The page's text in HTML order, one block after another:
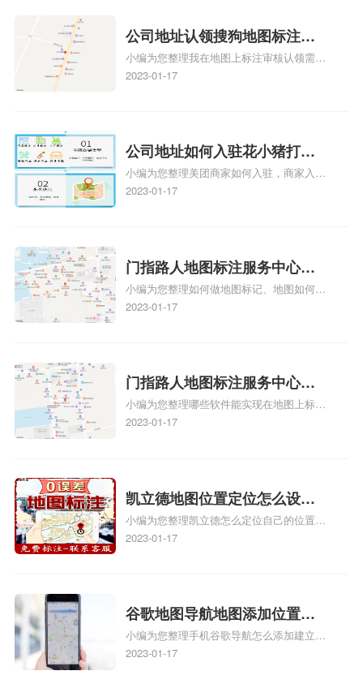
公司地址认领搜狗地图标注多
久审核？公司地址认领地图标
注多久审核？
小编为您整理我在地图上标注审核认领需要
多久、我在地图上标注审核认领需要多久
情可查看下方正文！
2023-01-17
公司地址如何入驻花小猪打车
地图标记？指路人地图标注服
务中心铺如何入驻花小猪打车
小编为您整理美团商家如何入驻，商家入驻
教程、商家如何入驻地图、如何入驻地:、
2023-01-17
门指路人地图标注服务中心如
何做花小猪打车地图位置标
记？门指路人地图标注服务中
小编为您整理如何做地图标记、地图如何做
标记、so搜街景中如何做标记、360e启花贷
关地图标注知识，详情可查看下方正文！
2023-01-17
门指路人地图标注服务中心地
图位置地址标记？门指路人地
图标注服务中心苹果地图位置
小编为您整理哪些软件能实现在地图上标记
门指路人地图标注服务中心位置、门指路人
门指路人地图标注服务中心地址标注上地图
怎么弄相关地图标注知识，详情可查看下方
正文！
2023-01-17
凯立德地图位置定位怎么设置
自己的指路人地图标注服务中
心名？凯立德地图位置定位怎
小编为您整理凯立德怎么定位自己的位置
啊、手机凯立德地图定位怎么设置往上走、
地图标注服务中心铺招牌相关地图标注知
识，详情可查看下方正文！
2023-01-17
谷歌地图导航地图添加位置？
添加谷歌地图导航位置？
小编为您整理手机谷歌导航怎么添加建立多
人位置、如何在地图，谷歌地图添加公司位
2023-01-17